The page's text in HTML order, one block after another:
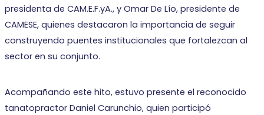
presidenta de CAM.E.F.yA., y Omar De Lío, presidente de
CAMESE, quienes destacaron la importancia de seguir
construyendo puentes institucionales que fortalezcan al
sector en su conjunto.
Acompañando este hito, estuvo presente el reconocido
tanatopractor Daniel Carunchio, quien participó